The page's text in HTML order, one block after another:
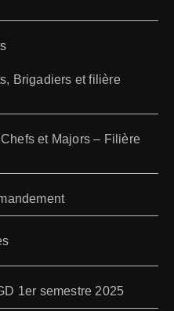
Brigadiers et filière
et Majors – Filière
1er semestre 2025